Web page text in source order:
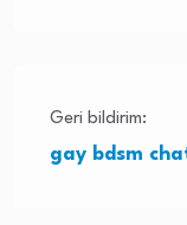
Geri bildirim:
gay bdsm